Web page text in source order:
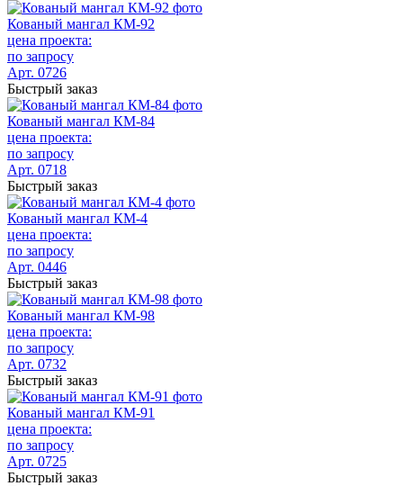
Кованый мангал КМ-92
цена проекта:
по запросу
Арт. 0726
Быстрый заказ
Кованый мангал КМ-84
цена проекта:
по запросу
Арт. 0718
Быстрый заказ
Кованый мангал КМ-4
цена проекта:
по запросу
Арт. 0446
Быстрый заказ
Кованый мангал КМ-98
цена проекта:
по запросу
Арт. 0732
Быстрый заказ
Кованый мангал КМ-91
цена проекта:
по запросу
Арт. 0725
Быстрый заказ